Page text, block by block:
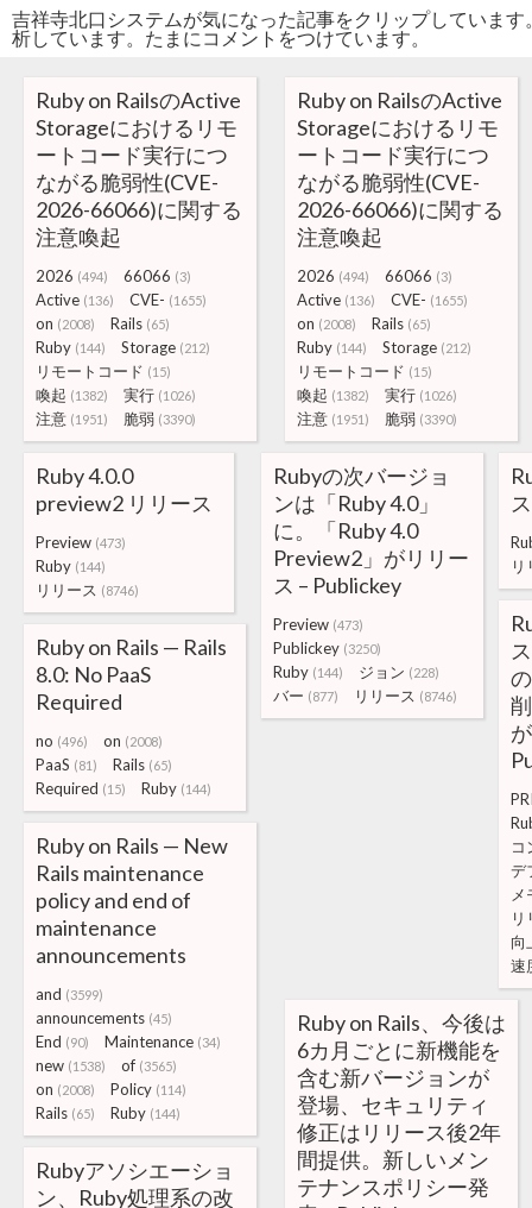
吉祥寺北口システムが気になった記事をクリップしていま
析しています。たまにコメントをつけています。
Ruby on RailsのActive
Storageにおけるリモ
ートコード実行につ
ながる脆弱性(CVE-
2026-66066)に関する
注意喚起
2026 (494) 66066 (3)
Active (136) CVE- (1655)
on (2008) Rails (65)
Ruby (144) Storage (212)
リモートコード (15)
喚起 (1382) 実行 (1026)
注意 (1951) 脆弱 (3390)
Ruby on RailsのActive
Storageにおけるリモ
ートコード実行につ
ながる脆弱性(CVE-
2026-66066)に関する
注意喚起
2026 (494) 66066 (3)
Active (136) CVE- (1655)
on (2008) Rails (65)
Ruby (144) Storage (212)
リモートコード (15)
喚起 (1382) 実行 (1026)
注意 (1951) 脆弱 (3390)
Ruby 4.0.0
preview2 リリース
Preview (473)
Ruby (144)
リリース (8746)
Rubyの次バージョ
ンは「Ruby 4.0」
に。「Ruby 4.0
Preview2」がリリー
ス – Publickey
Preview (473)
Publickey (3250)
Ruby (144) ジョン (228)
バー (877) リリース (8746)
ス
リ
コ
デ
メ
リ
向
速
Ruby on Rails — Rails
8.0: No PaaS
Required
no (496) on (2008)
PaaS (81) Rails (65)
Required (15) Ruby (144)
Ruby on Rails — New
Rails maintenance
policy and end of
maintenance
announcements
and (3599)
announcements (45)
End (90) Maintenance (34)
new (1538) of (3565)
on (2008) Policy (114)
Rails (65) Ruby (144)
Ruby on Rails、今後は
6カ月ごとに新機能を
含む新バージョンが
登場、セキュリティ
修正はリリース後2年
間提供。新しいメン
テナンスポリシー発
Rubyアソシエーショ
ン、Ruby処理系の改